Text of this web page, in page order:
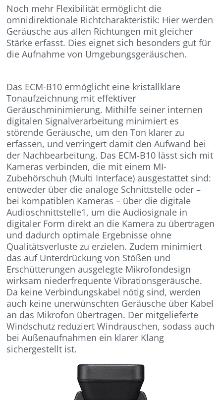
Noch mehr Flexibilität ermöglicht die
omnidirektionale Richtcharakteristik: Hier werden
Geräusche aus allen Richtungen mit gleicher
Stärke erfasst. Dies eignet sich besonders gut für
die Aufnahme von Umgebungsgeräuschen.
Das ECM-B10 ermöglicht eine kristallklare
Tonaufzeichnung mit effektiver
Geräuschminimierung. Mithilfe seiner internen
digitalen Signalverarbeitung minimiert es
störende Geräusche, um den Ton klarer zu
erfassen, und verringert damit den Aufwand bei
der Nachbearbeitung. Das ECM-B10 lässt sich mit
Kameras verbinden, die mit einem MI-
Zubehörschuh (Multi Interface) ausgestattet sind:
entweder über die analoge Schnittstelle oder –
bei kompatiblen Kameras – über die digitale
Audioschnittstelle1, um die Audiosignale in
digitaler Form direkt an die Kamera zu übertragen
und dadurch optimale Ergebnisse ohne
Qualitätsverluste zu erzielen. Zudem minimiert
das auf Unterdrückung von Stößen und
Erschütterungen ausgelegte Mikrofondesign
wirksam niederfrequente Vibrationsgeräusche.
Da keine Verbindungskabel nötig sind, werden
auch keine unerwünschten Geräusche über Kabel
an das Mikrofon übertragen. Der mitgelieferte
Windschutz reduziert Windrauschen, sodass auch
bei Außenaufnahmen ein klarer Klang
sichergestellt ist.